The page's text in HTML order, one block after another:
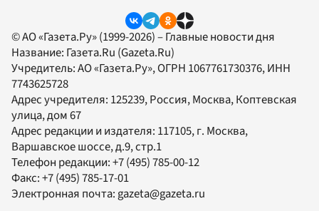
© АО «Газета.Ру» (1999-2026) – Главные новости дня
Название: Газета.Ru (Gazeta.Ru)
Учредитель:АО «Газета.Ру», ОГРН 1067761730376, ИНН
7743625728
Адрес учредителя: 125239, Россия, Москва, Коптевская
улица, дом 67
Адрес редакции и издателя: 117105, г. Москва,
Варшавское шоссе, д.9, стр.1
Телефон редакции:+7 (495) 785-00-12
Факс:+7 (495) 785-17-01
Электронная почта:gazeta@gazeta.ru